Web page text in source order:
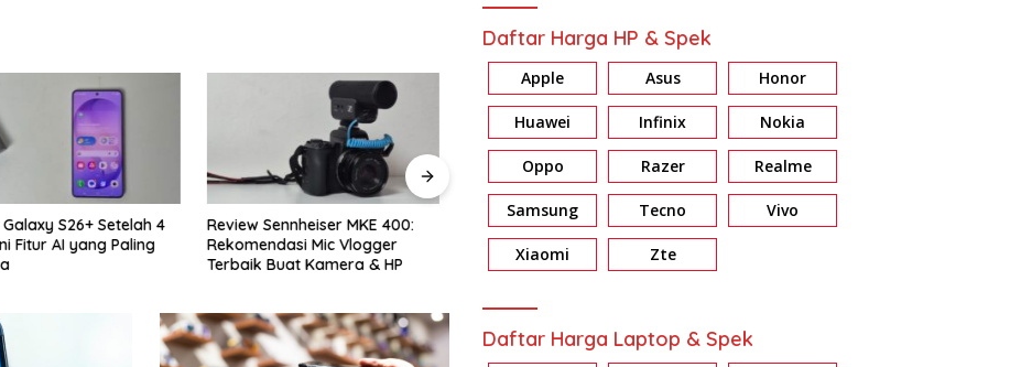
Sennheiser MKE 400:
Mic Vlogger
Buat Kamera & HP
Review Xiaomi Smart Band 10
Pro: Harga Sejutaan, Fiturnya
Bikin Nagih!
Review HONOR X7d: Baterai &
Memori Jumbo, Harga Masuk
Review Galaxy A37 5G:
Daftar Harga HP & Spek
Apple Asus Honor
Huawei Infinix Nokia
Oppo Razer Realme
Samsung Tecno Vivo
Xiaomi Zte
Daftar Harga Laptop & Spek